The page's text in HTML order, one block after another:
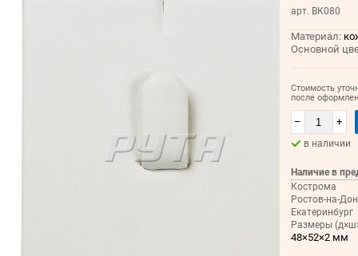
арт. ВК080
Материал:
Основной
Стоимость
после
– +
в наличии
Наличие в
Кострома
Ростов-на-
Екатеринбург
Размеры
48×52×2 мм